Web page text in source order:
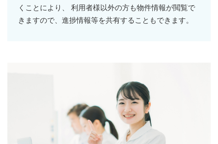
くことにより、 利用者様以外の方も物件情報が閲覧で
きますので、進捗情報等を共有することもできます。